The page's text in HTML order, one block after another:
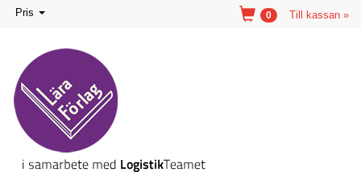
Toggle
navigation
Pris Till kassan »
0